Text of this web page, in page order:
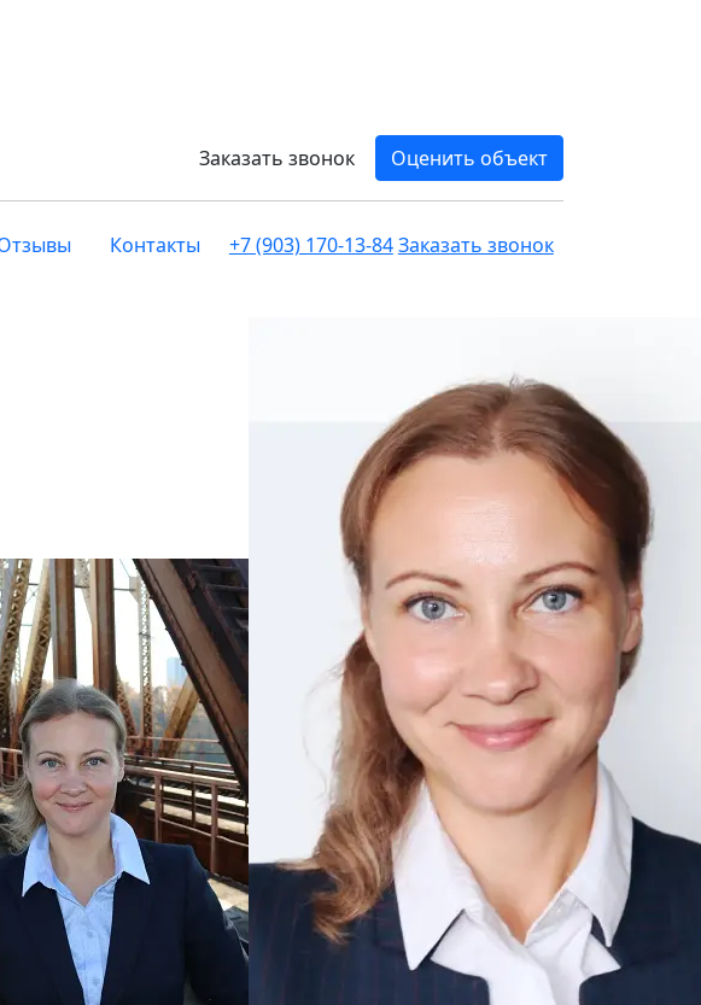
Заказать звонок
Оценить объект
Контакты +7 (903) 170-13-84Заказать звонок